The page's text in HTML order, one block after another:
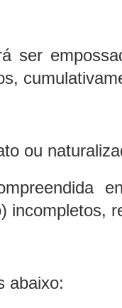
ser
ou
incompletos,
abaixo: